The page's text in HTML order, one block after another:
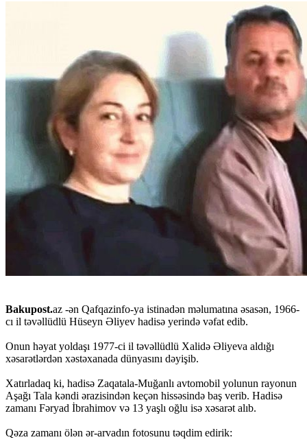
Bakupost.az -ən Qafqazinfo-ya istinadən məlumatına əsasən, 1966-
cı il təvəllüdlü Hüseyn Əliyev hadisə yerində vəfat edib.
Onun həyat yoldaşı 1977-ci il təvəllüdlü Xalidə Əliyeva aldığı
xəsarətlərdən xəstəxanada dünyasını dəyişib.
Xatırladaq ki, hadisə Zaqatala-Muğanlı avtomobil yolunun rayonun
Aşağı Tala kəndi ərazisindən keçən hissəsində baş verib. Hadisə
zamanı Fəryad İbrahimov və 13 yaşlı oğlu isə xəsarət alıb.
Qəza zamanı ölən ər-arvadın fotosunu təqdim edirik: